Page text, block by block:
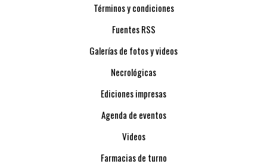
Términos y condiciones
Fuentes RSS
Galerías de fotos y videos
Necrológicas
Ediciones impresas
Agenda de eventos
Videos
Farmacias de turno